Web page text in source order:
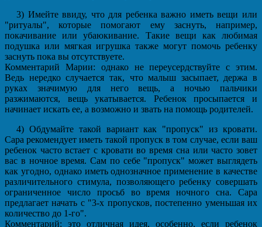
3) Имейте ввиду, что для ребенка важно иметь вещи или
"ритуалы", которые помогают ему заснуть, например,
покачивание или убаюкивание. Такие вещи как любимая
подушка или мягкая игрушка также могут помочь ребенку
заснуть пока вы отсутствуете.
Комментарий Марии: однако не переусердствуйте с этим.
Ведь нередко случается так, что малыш засыпает, держа в
руках значимую для него вещь, а ночью пальчики
разжимаются, вещь укатывается. Ребенок просыпается и
начинает искать ее, а возможно и звать на помощь родителей.
4) Обдумайте такой вариант как "пропуск" из кровати.
Сара рекомендует иметь такой пропуск в том случае, если ваш
ребенок часто встает с кровати во время сна или часто зовет
вас в ночное время. Сам по себе "пропуск" может выглядеть
как угодно, однако иметь однозначное применение в качестве
различительного стимула, позволяющего ребенку совершать
ограниченное число просьб во время ночного сна. Сара
предлагает начать с "3-х пропусков, постепенно уменьшая их
количество до 1-го".
Комментарий: это отличная идея, особенно, если ребенок